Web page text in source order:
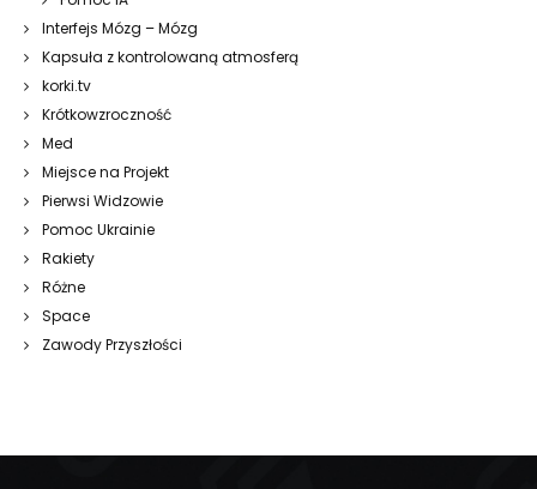
Interfejs Mózg – Mózg
Kapsuła z kontrolowaną atmosferą
korki.tv
Krótkowzroczność
Med
Miejsce na Projekt
Pierwsi Widzowie
Pomoc Ukrainie
Rakiety
Różne
Space
Zawody Przyszłości